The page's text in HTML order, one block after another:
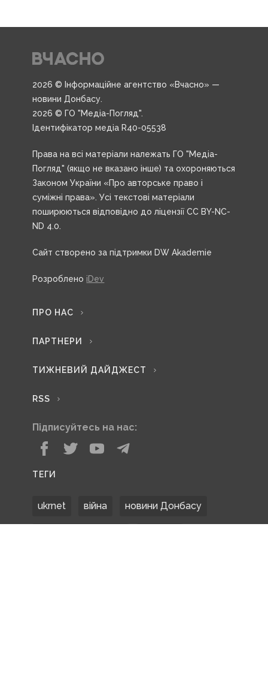
2026 © Інформаційне агентство «Вчасно» —
новини Донбасу.
2026 © ГО "Медіа-Погляд".
Ідентифікатор медіа R40-05538
Права на всі матеріали належать ГО "Медіа-
Погляд" (якщо не вказано інше) та охороняються
Законом України «Про авторське право і
суміжні права». Усі текстові матеріали
поширюються відповідно до ліцензії CC BY-NC-
ND 4.0.
Сайт створено за підтримки DW Akademie
Розроблено iDev
ПРО НАС
ПАРТНЕРИ
ТИЖНЕВИЙ ДАЙДЖЕСТ
RSS
Підписуйтесь на нас:
ТЕГИ
ukrnet війна новини Донбасу